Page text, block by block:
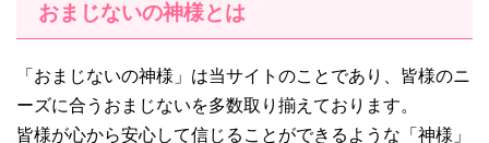
おまじないの神様とは
「おまじないの神様」は当サイトのことであり、皆様のニ
ーズに合うおまじないを多数取り揃えております。
皆様が心から安心して信じることができるような「神様」